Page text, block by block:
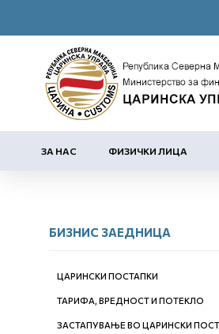
ЗА НАС ФИЗИЧКИ ЛИЦА
БИЗНИС ЗАЕДНИЦА
ЦАРИНСКИ ПОСТАПКИ
ТАРИФА, ВРЕДНОСТ И ПОТЕКЛО
ЗАСТАПУВАЊЕ ВО ЦАРИНСКИ